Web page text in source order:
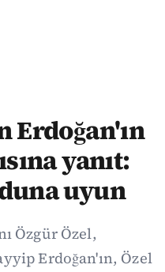
Erdoğan'ın
yanıt:
uyun
Özgür Özel,
Erdoğan'ın, Özel